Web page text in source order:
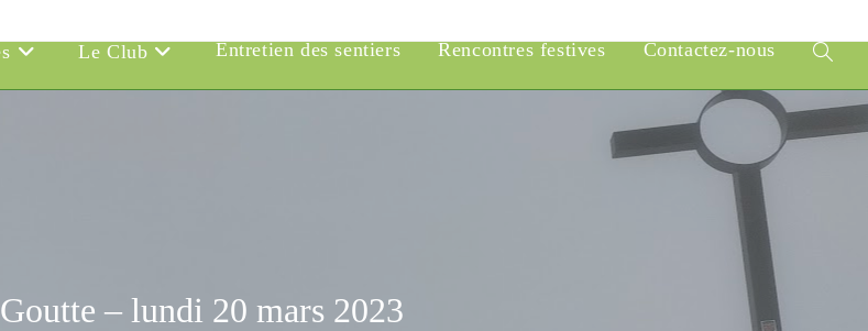
Le Club Entretien des sentiers Rencontres festives Contactez-nous
Toggle
website
– lundi 20 mars 2023